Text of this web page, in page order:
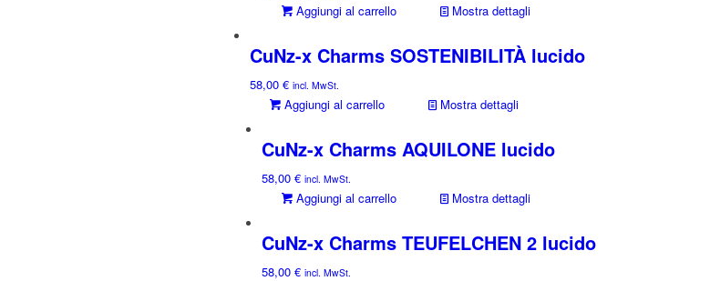
Aggiungi al carrello Mostra dettagli
CuNz-x Charms SOSTENIBILITÀ lucido
58,00 € incl. MwSt.
Aggiungi al carrello Mostra dettagli
CuNz-x Charms AQUILONE lucido
58,00 € incl. MwSt.
Aggiungi al carrello Mostra dettagli
CuNz-x Charms TEUFELCHEN 2 lucido
58,00 € incl. MwSt.